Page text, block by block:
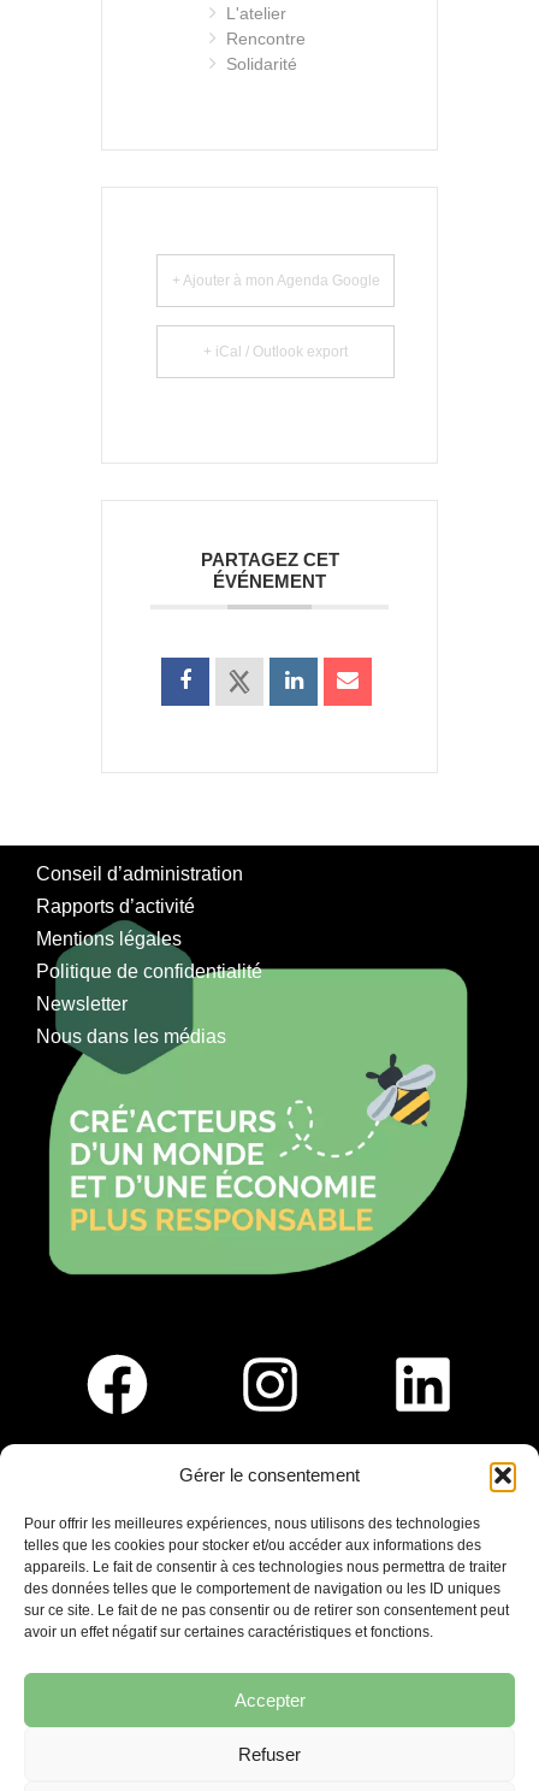
Gérer le consentement
Pour offrir les meilleures expériences, nous utilisons des technologies
telles que les cookies pour stocker et/ou accéder aux informations des
appareils. Le fait de consentir à ces technologies nous permettra de traiter
des données telles que le comportement de navigation ou les ID uniques
sur ce site. Le fait de ne pas consentir ou de retirer son consentement peut
avoir un effet négatif sur certaines caractéristiques et fonctions.
Accepter
Refuser
L'atelier
Rencontre
Solidarité
+ Ajouter à mon Agenda Google
+ iCal / Outlook export
PARTAGEZ CET
ÉVÉNEMENT
Conseil d’administration
Rapports d’activité
Mentions légales
Politique de confidentialité
Newsletter
Nous dans les médias
Saint-Germain-En-Laye
Ligne R2-Nord
Tramway T13
20mins à pied du RER A